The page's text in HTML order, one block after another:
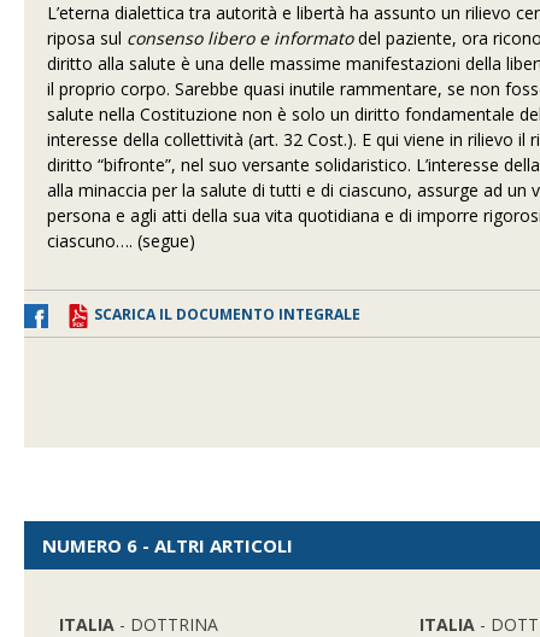
L’eterna dialettica tra autorità e libertà ha assunto un rilievo
riposa sul consenso libero e informatodel paziente, ora
diritto alla salute è una delle massime manifestazioni della
il proprio corpo. Sarebbe quasi inutile rammentare, se non
salute nella Costituzione non è solo un diritto fondamentale
interesse della collettività (art. 32 Cost.). E qui viene in rilievo
diritto “bifronte”, nel suo versante solidaristico. L’interesse
alla minaccia per la salute di tutti e di ciascuno, assurge ad
persona e agli atti della sua vita quotidiana e di imporre
ciascuno…. (segue)
SCARICA IL DOCUMENTO INTEGRALE
NUMERO 6 - ALTRI ARTICOLI
ITALIA - DOTTRINA ITALIA -